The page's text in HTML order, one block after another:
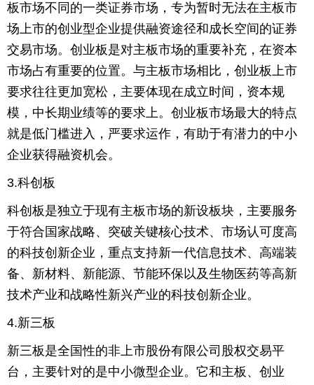
化
板市场不同的一类证券市场，专为暂时无法在主板市
场上市的创业型企业提供融资途径和成长空间的证券
交易市场。创业板是对主板市场的重要补充，在资本
市场占有重要的位置。与主板市场相比，创业板上市
要求往往更加宽松，主要体现在成立时间，资本规
模，中长期业绩等的要求上。创业板市场最大的特点
就是低门槛进入，严要求运作，有助于有潜力的中小
企业获得融资机会。
3.科创板
科创板是独立于现有主板市场的新设板块，主要服务
于符合国家战略、突破关键核心技术、市场认可度高
的科技创新企业，重点支持新一代信息技术、高端装
备、新材料、新能源、节能环保以及生物医药等高新
技术产业和战略性新兴产业的科技创新企业。
4.新三板
新三板是全国性的非上市股份有限公司股权交易平
台，主要针对的是中小微型企业。它和主板、创业